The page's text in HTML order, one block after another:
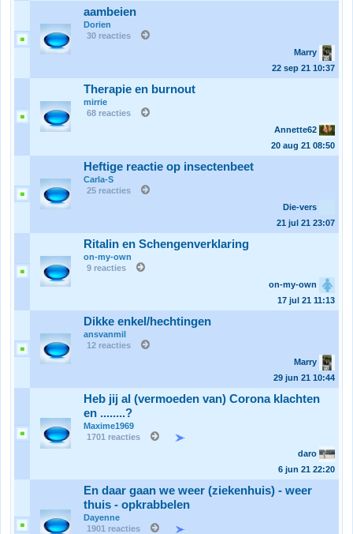
aambeien
Dorien
30 reacties
Marry
22 sep 21 10:37
Therapie en burnout
mirrie
68 reacties
Annette62
20 aug 21 08:50
Heftige reactie op insectenbeet
Carla-S
25 reacties
Die-vers
21 jul 21 23:07
Ritalin en Schengenverklaring
on-my-own
9 reacties
on-my-own
17 jul 21 11:13
Dikke enkel/hechtingen
ansvanmil
12 reacties
Marry
29 jun 21 10:44
Heb jij al (vermoeden van) Corona klachten
en ........?
Maxime1969
1701 reacties
daro
6 jun 21 22:20
En daar gaan we weer (ziekenhuis) - weer
thuis - opkrabbelen
Dayenne
1901 reacties